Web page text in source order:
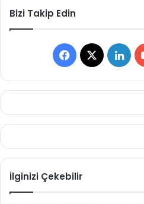
Bizi Takip Edin
Facebook
X
İlginizi Çekebilir